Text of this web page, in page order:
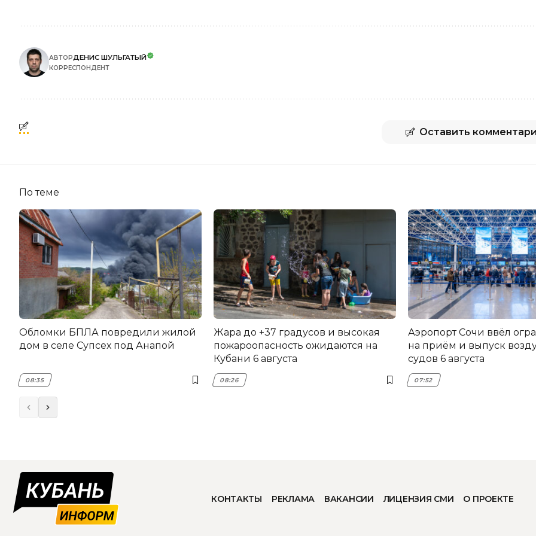
АВТОРДЕНИС ШУЛЬГАТЫЙ
КОРРЕСПОНДЕНТ
Оставить
По теме
Обломки БПЛА повредили жилой
дом в селе Супсех под Анапой
08:35
Жара до +37 градусов и высокая
пожароопасность ожидаются на
Кубани 6 августа
08:26
Аэропорт Сочи ввёл
на приём и выпуск
судов 6 августа
07:52
КОНТАКТЫ РЕКЛАМА ВАКАНСИИ ЛИЦЕНЗИЯ СМИ О ПРОЕКТЕ